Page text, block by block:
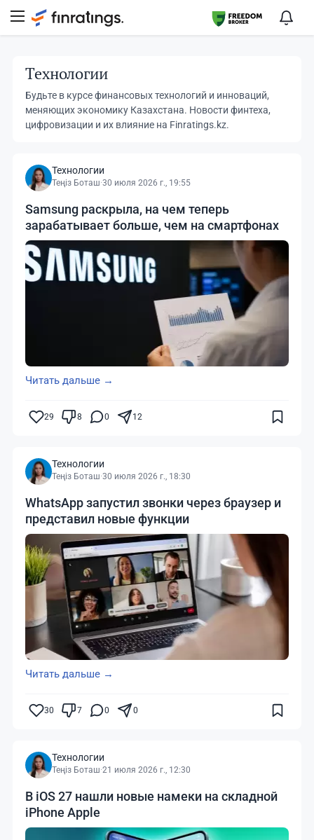
Технологии
Будьте в курсе финансовых технологий и инноваций,
меняющих экономику Казахстана. Новости финтеха,
цифровизации и их влияние на Finratings.kz.
Технологии
Теңіз Боташ·30 июля 2026 г., 19:55
Samsung раскрыла, на чем теперь
зарабатывает больше, чем на смартфонах
Читать дальше →
29 8 0 12
Технологии
Теңіз Боташ·30 июля 2026 г., 18:30
WhatsApp запустил звонки через браузер и
представил новые функции
Читать дальше →
30 7 0 0
Технологии
Теңіз Боташ·21 июля 2026 г., 12:30
В iOS 27 нашли новые намеки на складной
iPhone Apple